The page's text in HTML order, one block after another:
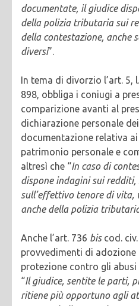
documentate, il giudice
della polizia tributaria sui
della contestazione, anche
diversi”.
In tema di divorzio l’art. 5,
898, obbliga i coniugi a
comparizione avanti al
dichiarazione personale
documentazione relativa
patrimonio personale e
altresì che “In caso di
dispone indagini sui
sull’effettivo tenore di vita,
anche della polizia
Anche l’art. 736 biscod.
provvedimenti di
protezione contro gli
“Il giudice, sentite le parti,
ritiene più opportuno agli